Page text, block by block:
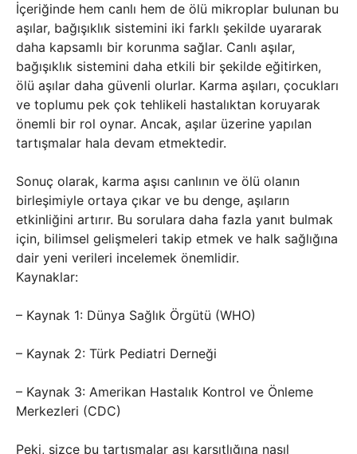
İçeriğinde hem canlı hem de ölü mikroplar bulunan bu
aşılar, bağışıklık sistemini iki farklı şekilde uyararak
daha kapsamlı bir korunma sağlar. Canlı aşılar,
bağışıklık sistemini daha etkili bir şekilde eğitirken,
ölü aşılar daha güvenli olurlar. Karma aşıları, çocukları
ve toplumu pek çok tehlikeli hastalıktan koruyarak
önemli bir rol oynar. Ancak, aşılar üzerine yapılan
tartışmalar hala devam etmektedir.
Sonuç olarak, karma aşısı canlının ve ölü olanın
birleşimiyle ortaya çıkar ve bu denge, aşıların
etkinliğini artırır. Bu sorulara daha fazla yanıt bulmak
için, bilimsel gelişmeleri takip etmek ve halk sağlığına
dair yeni verileri incelemek önemlidir.
Kaynaklar:
– Kaynak 1: Dünya Sağlık Örgütü (WHO)
– Kaynak 2: Türk Pediatri Derneği
– Kaynak 3: Amerikan Hastalık Kontrol ve Önleme
Merkezleri (CDC)
Peki, sizce bu tartışmalar aşı karşıtlığına nasıl